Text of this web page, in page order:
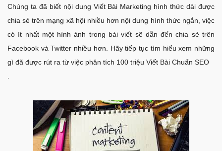
Chúng ta đã biết nội dung Viết Bài Marketing hình thức dài được
chia sẻ trên mạng xã hội nhiều hơn nội dung hình thức ngắn, việc
có ít nhất một hình ảnh trong bài viết sẽ dẫn đến chia sẻ trên
Facebook và Twitter nhiều hơn. Hãy tiếp tục tìm hiểu xem những
gì đã được rút ra từ việc phân tích 100 triệu Viết Bài Chuẩn SEO